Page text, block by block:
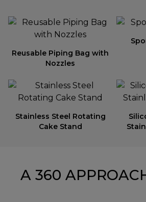
Reusable Piping Bag with
Nozzles
Stainless Steel Rotating
Cake Stand
A 360